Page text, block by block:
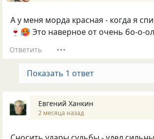
А у меня морда красная - когда я
🍷🥵 Это наверное от очень бо-о-
Ответить
Показать 1 ответ
Евгений Ханкин
2 месяца назад